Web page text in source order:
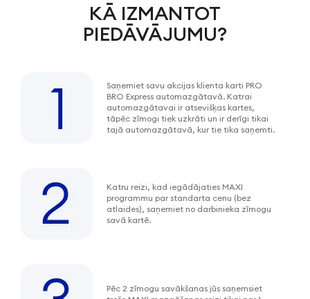
KĀ IZMANTOT
PIEDĀVĀJUMU?
Saņemiet savu akcijas klienta karti PRO
BRO Express automazgātavā. Katrai
automazgātavai ir atsevišķas kartes,
tāpēc zīmogi tiek uzkrāti un ir derīgi tikai
tajā automazgātavā, kur tie tika saņemti.
Katru reizi, kad iegādājaties MAXI
programmu par standarta cenu (bez
atlaides), saņemiet no darbinieka zīmogu
savā kartē.
Pēc 2 zīmogu savākšanas jūs saņemsiet